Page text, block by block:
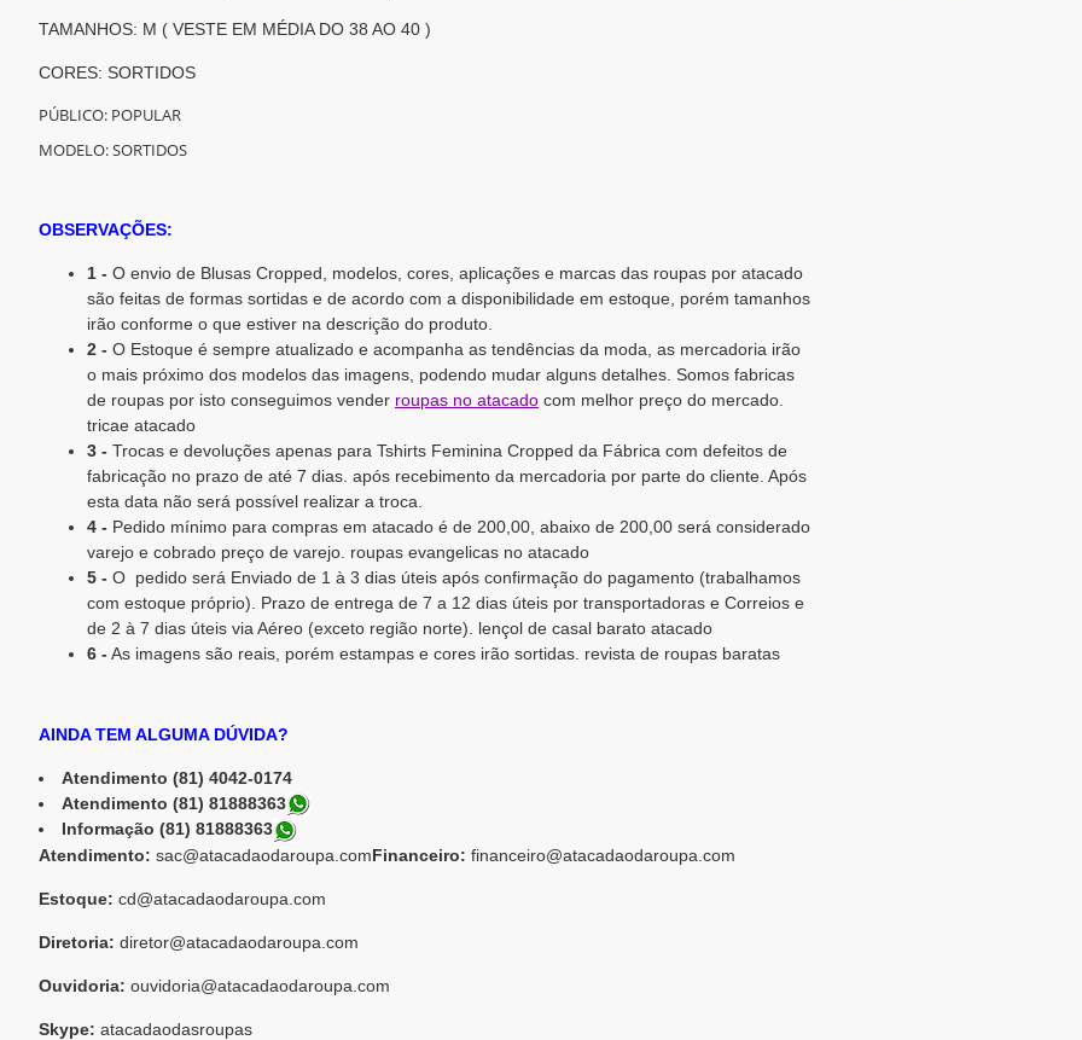
TAMANHOS: M ( VESTE EM MÉDIA DO 38 AO 40 )
CORES: SORTIDOS
PÚBLICO: POPULAR
MODELO: SORTIDOS
OBSERVAÇÕES:
1 - O envio de Blusas Cropped, modelos, cores, aplicações e marcas das roupas por atacado
são feitas de formas sortidas e de acordo com a disponibilidade em estoque, porém tamanhos
irão conforme o que estiver na descrição do produto.
2 - O Estoque é sempre atualizado e acompanha as tendências da moda, as mercadoria irão
o mais próximo dos modelos das imagens, podendo mudar alguns detalhes. Somos fabricas
de roupas por isto conseguimos vender roupas no atacado com melhor preço do mercado.
tricae atacado
3 - Trocas e devoluções apenas para Tshirts Feminina Cropped da Fábrica com defeitos de
fabricação no prazo de até 7 dias. após recebimento da mercadoria por parte do cliente. Após
esta data não será possível realizar a troca.
4 - Pedido mínimo para compras em atacado é de 200,00, abaixo de 200,00 será considerado
varejo e cobrado preço de varejo. roupas evangelicas no atacado
5 - O pedido será Enviado de 1 à 3 dias úteis após confirmação do pagamento (trabalhamos
com estoque próprio). Prazo de entrega de 7 a 12 dias úteis por transportadoras e Correios e
de 2 à 7 dias úteis via Aéreo (exceto região norte). lençol de casal barato atacado
6 - As imagens são reais, porém estampas e cores irão sortidas. revista de roupas baratas
AINDA TEM ALGUMA DÚVIDA?
Atendimento (81) 4042-0174
Atendimento (81) 81888363
Informação (81) 81888363
Atendimento: sac@atacadaodaroupa.comFinanceiro: financeiro@atacadaodaroupa.com
Estoque: cd@atacadaodaroupa.com
Diretoria: diretor@atacadaodaroupa.com
Ouvidoria: ouvidoria@atacadaodaroupa.com
Skype: atacadaodasroupas